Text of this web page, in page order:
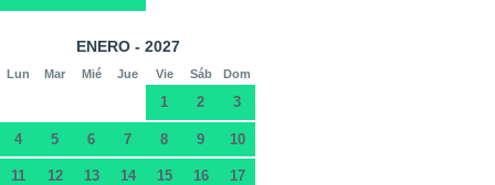
ENERO - 2027
Lun Mar Mié Jue Vie Sáb Dom
1 2 3
4 5 6 7 8 9 10
11 12 13 14 15 16 17